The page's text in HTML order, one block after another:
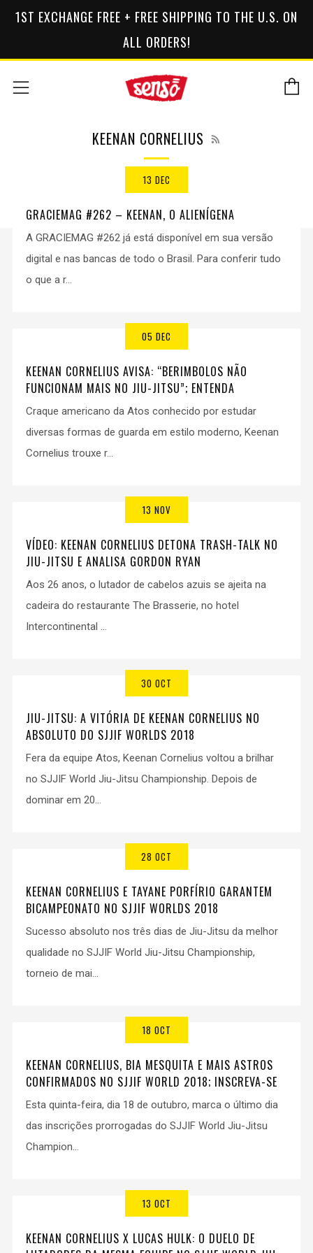
1ST EXCHANGE FREE + FREE SHIPPING TO THE U.S. ON
ALL ORDERS!
Menu
KEENAN CORNELIUS
13 DEC
GRACIEMAG #262 – KEENAN, O ALIENÍGENA
A GRACIEMAG #262 já está disponível em sua versão
digital e nas bancas de todo o Brasil. Para conferir tudo
o que a r...
05 DEC
KEENAN CORNELIUS AVISA: “BERIMBOLOS NÃO
FUNCIONAM MAIS NO JIU-JITSU”; ENTENDA
Craque americano da Atos conhecido por estudar
diversas formas de guarda em estilo moderno, Keenan
Cornelius trouxe r...
13 NOV
VÍDEO: KEENAN CORNELIUS DETONA TRASH-TALK NO
JIU-JITSU E ANALISA GORDON RYAN
Aos 26 anos, o lutador de cabelos azuis se ajeita na
cadeira do restaurante The Brasserie, no hotel
Intercontinental ...
30 OCT
JIU-JITSU: A VITÓRIA DE KEENAN CORNELIUS NO
ABSOLUTO DO SJJIF WORLDS 2018
Fera da equipe Atos, Keenan Cornelius voltou a brilhar
no SJJIF World Jiu-Jitsu Championship. Depois de
dominar em 20...
28 OCT
KEENAN CORNELIUS E TAYANE PORFÍRIO GARANTEM
BICAMPEONATO NO SJJIF WORLDS 2018
Sucesso absoluto nos três dias de Jiu-Jitsu da melhor
qualidade no SJJIF World Jiu-Jitsu Championship,
torneio de mai...
18 OCT
KEENAN CORNELIUS, BIA MESQUITA E MAIS ASTROS
CONFIRMADOS NO SJJIF WORLD 2018; INSCREVA-SE
Esta quinta-feira, dia 18 de outubro, marca o último dia
das inscrições prorrogadas do SJJIF World Jiu-Jitsu
Champion...
13 OCT
KEENAN CORNELIUS X LUCAS HULK: O DUELO DE